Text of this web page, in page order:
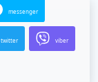
messenger
twitter viber